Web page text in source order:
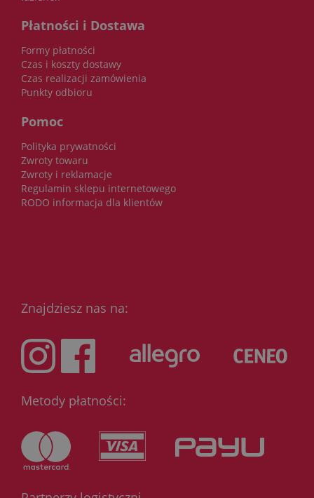
Płatności i Dostawa
Formy płatności
Czas i koszty dostawy
Czas realizacji zamówienia
Punkty odbioru
Pomoc
Polityka prywatności
Zwroty towaru
Zwroty i reklamacje
Regulamin sklepu internetowego
RODO informacja dla klientów
Znajdziesz nas na:
Metody płatności: